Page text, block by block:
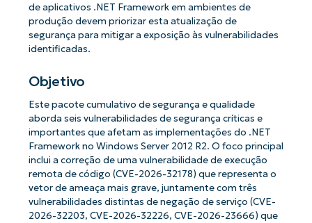
de aplicativos .NET Framework em ambientes de
produção devem priorizar esta atualização de
segurança para mitigar a exposição às vulnerabilidades
identificadas.
Objetivo
Este pacote cumulativo de segurança e qualidade
aborda seis vulnerabilidades de segurança críticas e
importantes que afetam as implementações do .NET
Framework no Windows Server 2012 R2. O foco principal
inclui a correção de uma vulnerabilidade de execução
remota de código (CVE-2026-32178) que representa o
vetor de ameaça mais grave, juntamente com três
vulnerabilidades distintas de negação de serviço (CVE-
2026-32203, CVE-2026-32226, CVE-2026-23666) que